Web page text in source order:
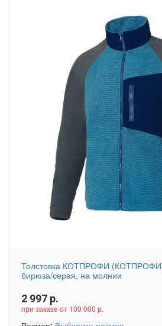
Толстовка КОТПРОФИ
бирюза/серая, на молнии
2 997 р.
при заказе от 100 000 р.